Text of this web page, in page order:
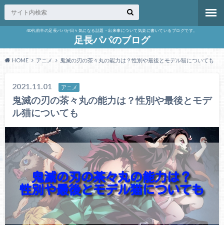
40代前半の足長パパが日々気になる話題・出来事について気楽に書いているブログです。
足長パパのブログ
HOME アニメ 鬼滅の刃の茶々丸の能力は？性別や最後とモデル猫についても
2021.11.01 アニメ
鬼滅の刃の茶々丸の能力は？性別や最後とモデ
ル猫についても